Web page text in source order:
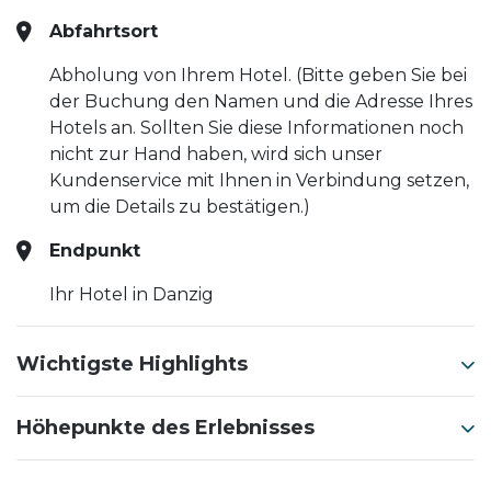
Abfahrtsort
Abholung von Ihrem Hotel. (Bitte geben Sie bei
der Buchung den Namen und die Adresse Ihres
Hotels an. Sollten Sie diese Informationen noch
nicht zur Hand haben, wird sich unser
Kundenservice mit Ihnen in Verbindung setzen,
um die Details zu bestätigen.)
Endpunkt
Ihr Hotel in Danzig
Wichtigste Highlights
Höhepunkte des Erlebnisses